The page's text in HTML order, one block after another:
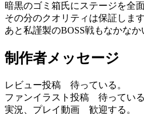
暗黒のゴミ箱氏にステージを全
その分のクオリティは保証します
あと私謹製のBOSS戦もなかなか
制作者メッセージ
レビュー投稿 待っている。
ファンイラスト投稿 待っている
実況、プレイ動画 歓迎する。